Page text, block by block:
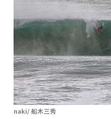
naki/ 船木三秀